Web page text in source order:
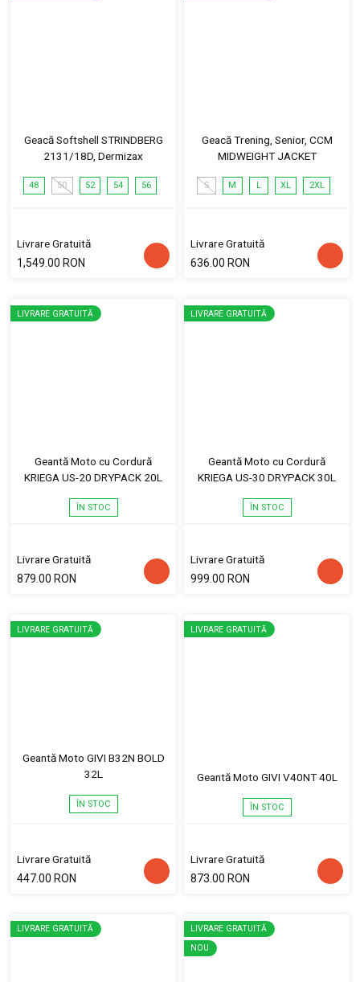
Geacă Softshell STRINDBERG
2131/18D, Dermizax
48 50 52 54 56
Livrare Gratuită
1,549.00 RON
Geacă Trening, Senior, CCM
MIDWEIGHT JACKET
S M L XL 2XL
Livrare Gratuită
636.00 RON
LIVRARE GRATUITĂ
Geantă Moto cu Cordură
KRIEGA US-20 DRYPACK 20L
ÎN STOC
Livrare Gratuită
879.00 RON
LIVRARE GRATUITĂ
Geantă Moto cu Cordură
KRIEGA US-30 DRYPACK 30L
ÎN STOC
Livrare Gratuită
999.00 RON
LIVRARE GRATUITĂ
Geantă Moto GIVI B32N BOLD
32L
ÎN STOC
Livrare Gratuită
447.00 RON
LIVRARE GRATUITĂ
Geantă Moto GIVI V40NT 40L
ÎN STOC
Livrare Gratuită
873.00 RON
LIVRARE GRATUITĂ
LIVRARE GRATUITĂ
NOU